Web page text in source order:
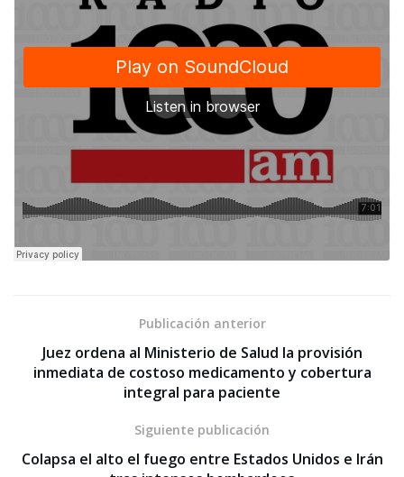
Publicación anterior
Juez ordena al Ministerio de Salud la provisión
inmediata de costoso medicamento y cobertura
integral para paciente
Siguiente publicación
Colapsa el alto el fuego entre Estados Unidos e Irán